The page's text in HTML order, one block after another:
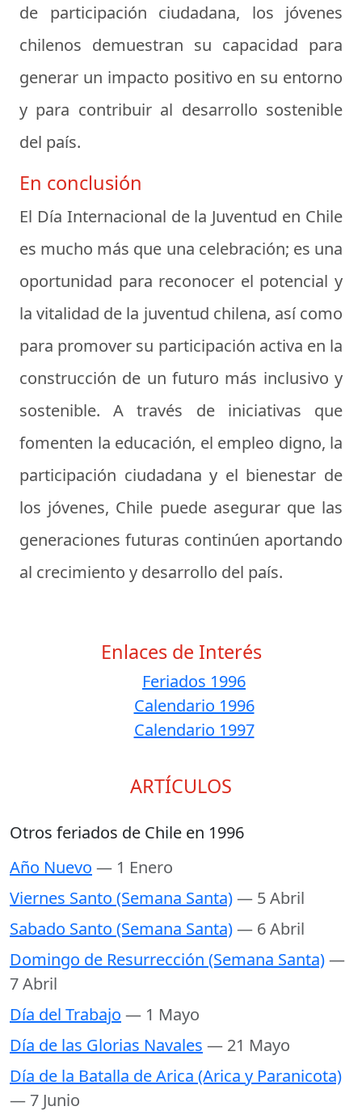
de participación ciudadana, los jóvenes
chilenos demuestran su capacidad para
generar un impacto positivo en su entorno
y para contribuir al desarrollo sostenible
del país.
En conclusión
El Día Internacional de la Juventud en Chile
es mucho más que una celebración; es una
oportunidad para reconocer el potencial y
la vitalidad de la juventud chilena, así como
para promover su participación activa en la
construcción de un futuro más inclusivo y
sostenible. A través de iniciativas que
fomenten la educación, el empleo digno, la
participación ciudadana y el bienestar de
los jóvenes, Chile puede asegurar que las
generaciones futuras continúen aportando
al crecimiento y desarrollo del país.
Enlaces de Interés
Feriados 1996
Calendario 1996
Calendario 1997
ARTÍCULOS
Otros feriados de Chile en 1996
Año Nuevo — 1 Enero
Viernes Santo (Semana Santa)— 5 Abril
Sabado Santo (Semana Santa)— 6 Abril
Domingo de Resurrección (Semana Santa)—
7 Abril
Día del Trabajo — 1 Mayo
Día de las Glorias Navales — 21 Mayo
Día de la Batalla de Arica (Arica y Paranicota)
— 7 Junio